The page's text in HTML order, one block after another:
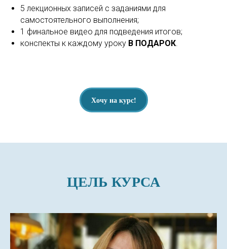
5 лекционных записей с заданиями для
самостоятельного выполнения;
1 финальное видео для подведения итогов;
конспекты к каждому уроку В ПОДАРОК.
Хочу на курс!
ЦЕЛЬ КУРСА